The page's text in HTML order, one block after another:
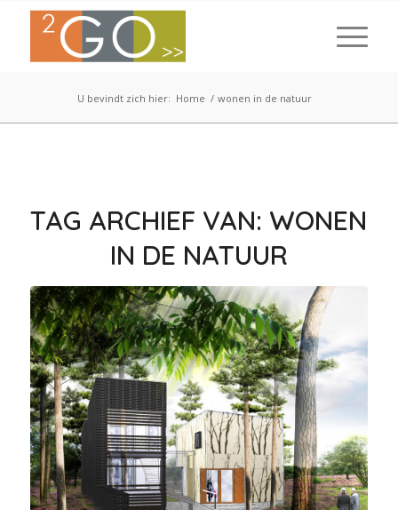
U bevindt zich hier: Home / wonen in de natuur
TAG ARCHIEF VAN: WONEN
IN DE NATUUR